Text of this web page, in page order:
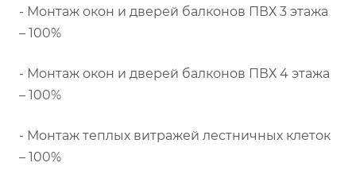
- Монтаж окон и дверей балконов ПВХ 3 этажа
– 100%
- Монтаж окон и дверей балконов ПВХ 4 этажа
– 100%
- Монтаж теплых витражей лестничных клеток
– 100%